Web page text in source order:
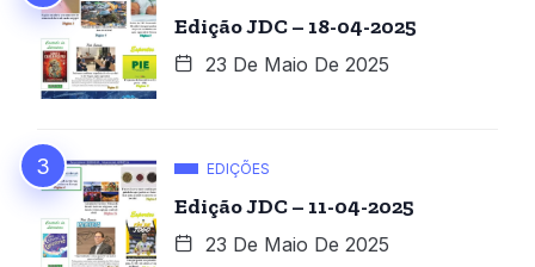
Edição JDC – 18-04-2025
23 De Maio De 2025
EDIÇÕES
Edição JDC – 11-04-2025
23 De Maio De 2025